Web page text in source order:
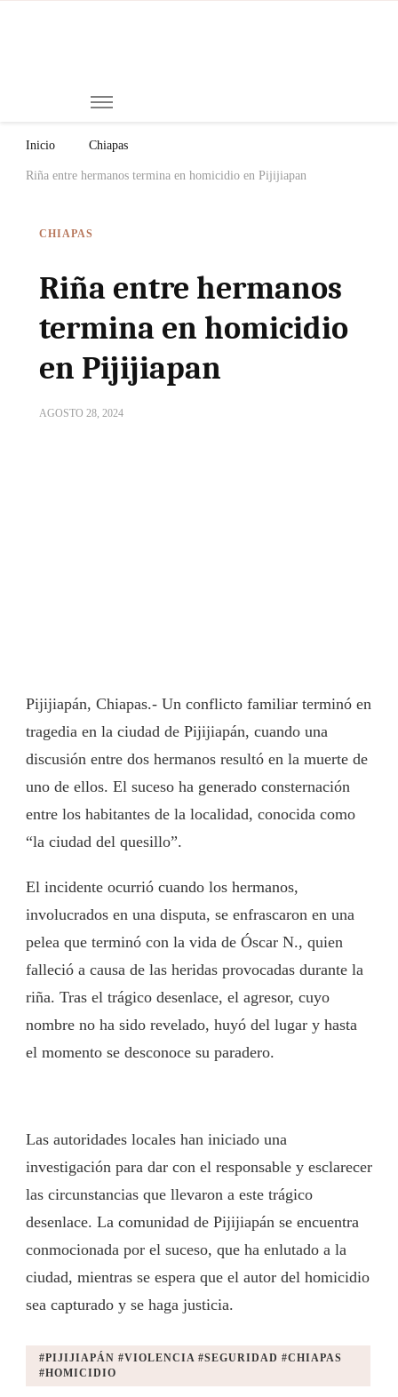
Inicio Chiapas
Riña entre hermanos termina en homicidio en Pijijiapan
CHIAPAS
Riña entre hermanos
termina en homicidio
en Pijijiapan
AGOSTO 28, 2024
Pijijiapán, Chiapas.- Un conflicto familiar terminó en
tragedia en la ciudad de Pijijiapán, cuando una
discusión entre dos hermanos resultó en la muerte de
uno de ellos. El suceso ha generado consternación
entre los habitantes de la localidad, conocida como
“la ciudad del quesillo”.
El incidente ocurrió cuando los hermanos,
involucrados en una disputa, se enfrascaron en una
pelea que terminó con la vida de Óscar N., quien
falleció a causa de las heridas provocadas durante la
riña. Tras el trágico desenlace, el agresor, cuyo
nombre no ha sido revelado, huyó del lugar y hasta
el momento se desconoce su paradero.
Las autoridades locales han iniciado una
investigación para dar con el responsable y esclarecer
las circunstancias que llevaron a este trágico
desenlace. La comunidad de Pijijiapán se encuentra
conmocionada por el suceso, que ha enlutado a la
ciudad, mientras se espera que el autor del homicidio
sea capturado y se haga justicia.
#PIJIJIAPÁN #VIOLENCIA #SEGURIDAD #CHIAPAS
#HOMICIDIO